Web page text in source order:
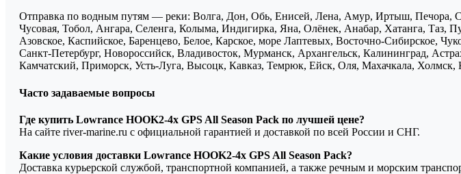
Отправка по водным путям — реки: Волга, Дон, Обь, Енисей, Лена, Амур, Иртыш, Печора,
Чусовая, Тобол, Ангара, Селенга, Колыма, Индигирка, Яна, Олёнек, Анабар, Хатанга,
Азовское, Каспийское, Баренцево, Белое, Карское, море Лаптевых, Восточно-Сибирское,
Санкт-Петербург, Новороссийск, Владивосток, Мурманск, Архангельск, Калининград,
Камчатский, Приморск, Усть-Луга, Высоцк, Кавказ, Темрюк, Ейск, Оля, Махачкала,
Часто задаваемые вопросы
Где купить Lowrance HOOK2-4x GPS All Season Pack по лучшей цене?
На сайте river-marine.ru с официальной гарантией и доставкой по всей России и СНГ.
Какие условия доставки Lowrance HOOK2-4x GPS All Season Pack?
Доставка курьерской службой, транспортной компанией, а также речным и морским